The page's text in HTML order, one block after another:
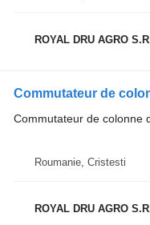
ROYAL DRU AGRO
Commutateur de colonne
Roumanie, Cristesti
ROYAL DRU AGRO